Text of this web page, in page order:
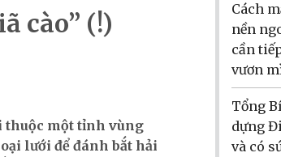
cào” (!)
thuộc một tỉnh vùng
lưới để đánh bắt hải
Cách
nền
cần
vươn
Tổng
dựng
và có